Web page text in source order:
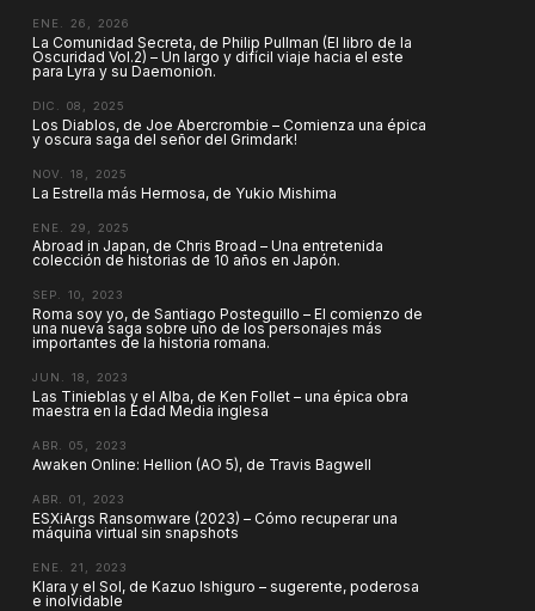
ENE. 26, 2026
La Comunidad Secreta, de Philip Pullman (El libro de la
Oscuridad Vol.2) – Un largo y difícil viaje hacia el este
para Lyra y su Daemonion.
DIC. 08, 2025
Los Diablos, de Joe Abercrombie – Comienza una épica
y oscura saga del señor del Grimdark!
NOV. 18, 2025
La Estrella más Hermosa, de Yukio Mishima
ENE. 29, 2025
Abroad in Japan, de Chris Broad – Una entretenida
colección de historias de 10 años en Japón.
SEP. 10, 2023
Roma soy yo, de Santiago Posteguillo – El comienzo de
una nueva saga sobre uno de los personajes más
importantes de la historia romana.
JUN. 18, 2023
Las Tinieblas y el Alba, de Ken Follet – una épica obra
maestra en la Edad Media inglesa
ABR. 05, 2023
Awaken Online: Hellion (AO 5), de Travis Bagwell
ABR. 01, 2023
ESXiArgs Ransomware (2023) – Cómo recuperar una
máquina virtual sin snapshots
ENE. 21, 2023
Klara y el Sol, de Kazuo Ishiguro – sugerente, poderosa
e inolvidable